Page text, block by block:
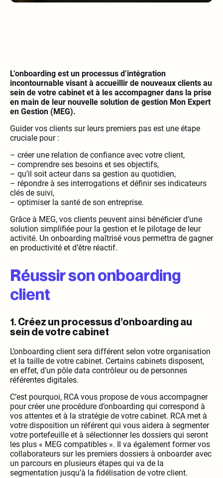
L’onboarding est un processus d’intégration
incontournable visant à accueillir de nouveaux clients au
sein de votre cabinet et à les accompagner dans la prise
en main de leur nouvelle solution de gestion Mon Expert
en Gestion (MEG).
Guider vos clients sur leurs premiers pas est une étape
cruciale pour :
– créer une relation de confiance avec votre client,
– comprendre ses besoins et ses objectifs,
– qu’il soit acteur dans sa gestion au quotidien,
– répondre à ses interrogations et définir ses indicateurs
clés de suivi,
– optimiser la santé de son entreprise.
Grâce à MEG, vos clients peuvent ainsi bénéficier d’une
solution simplifiée pour la gestion et le pilotage de leur
activité. Un onboarding maîtrisé vous permettra de gagner
en productivité et d’être réactif.
Réussir son onboarding
client
1. Créez un processus d’onboarding au
sein de votre cabinet
L’onboarding client sera différent selon votre organisation
et la taille de votre cabinet. Certains cabinets disposent,
en effet, d’un pôle data contrôleur ou de personnes
référentes digitales.
C’est pourquoi, RCA vous propose de vous accompagner
pour créer une procédure d’onboarding qui correspond à
vos attentes et à la stratégie de votre cabinet. RCA met à
votre disposition un référent qui vous aidera à segmenter
votre portefeuille et à sélectionner les dossiers qui seront
les plus « MEG compatibles ». Il va également former vos
collaborateurs sur les premiers dossiers à onboarder avec
un parcours en plusieurs étapes qui va de la
segmentation jusqu’à la fidélisation de votre client.